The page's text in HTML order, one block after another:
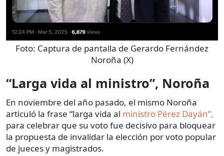
Foto: Captura de pantalla de Gerardo Fernández
Noroña (X)
“Larga vida al ministro”, Noroña
En noviembre del año pasado, el mismo Noroña
articuló la frase “larga vida al ministro Pérez Dayán”,
para celebrar que su voto fue decisivo para bloquear
la propuesta de invalidar la elección por voto popular
de jueces y magistrados.